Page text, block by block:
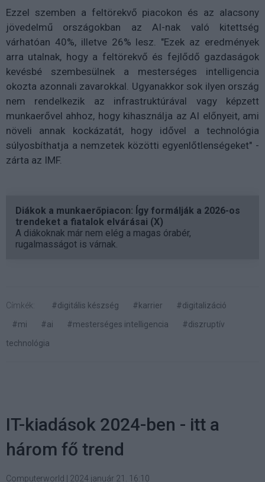
Ezzel szemben a feltörekvő piacokon és az alacsony
jövedelmű országokban az AI-nak való kitettség
várhatóan 40%, illetve 26% lesz. "Ezek az eredmények
arra utalnak, hogy a feltörekvő és fejlődő gazdaságok
kevésbé szembesülnek a mesterséges intelligencia
okozta azonnali zavarokkal. Ugyanakkor sok ilyen ország
nem rendelkezik az infrastruktúrával vagy képzett
munkaerővel ahhoz, hogy kihasználja az AI előnyeit, ami
növeli annak kockázatát, hogy idővel a technológia
súlyosbíthatja a nemzetek közötti egyenlőtlenségeket" -
zárta az IMF.
Diákok a munkaerőpiacon: Így formálják a 2026-os
trendeket a fiatalok elvárásai (X)
A diákoknak már nem elég a magas órabér,
rugalmasságot is várnak.
Címkék: #digitális készség #karrier
#digitalizáció
#mi
#ai #mesterséges intelligencia
#diszruptív
technológia
IT-kiadások 2024-ben - itt a
három fő trend
Computerworld 2024 január 21. 16:10